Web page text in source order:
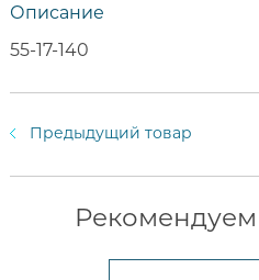
Описание
55-17-140
Предыдущий товар